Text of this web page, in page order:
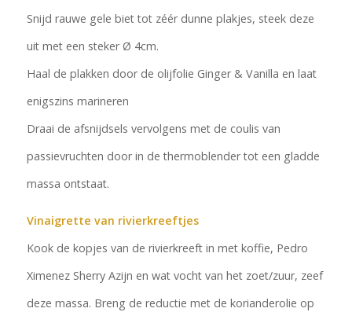
Snijd rauwe gele biet tot zéér dunne plakjes, steek deze
uit met een steker Ø 4cm.
Haal de plakken door de olijfolie Ginger & Vanilla en laat
enigszins marineren
Draai de afsnijdsels vervolgens met de coulis van
passievruchten door in de thermoblender tot een gladde
massa ontstaat.
Vinaigrette van rivierkreeftjes
Kook de kopjes van de rivierkreeft in met koffie, Pedro
Ximenez Sherry Azijn en wat vocht van het zoet/zuur, zeef
deze massa. Breng de reductie met de korianderolie op